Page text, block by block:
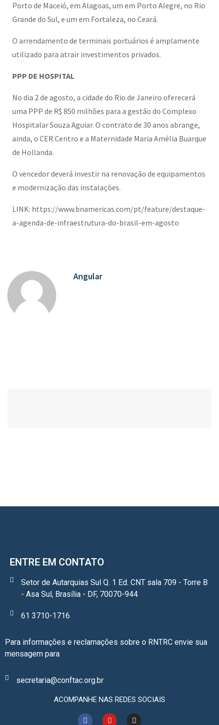
Porto de Maceió, em Alagoas, um em Porto Alegre, no Rio
Grande do Sul, e um em Fortaleza, no Ceará.
O arrendamento de terminais portuários é amplamente
utilizado para atrair investimentos privados.
PPP DE HOSPITAL
No dia 2 de agosto, a cidade do Rio de Janeiro oferecerá
uma PPP de R$ 850 milhões para a gestão do Complexo
Hospitalar Souza Aguiar. O contrato de 30 anos abrange,
ainda, o CER Centro e a Maternidade Maria Amélia Buarque
de Hollanda.
O vencedor deverá investir na renovação de equipamentos
e modernização das instalações.
LINK: https://www.bnamericas.com/pt/feature/destaque-
a-agenda-de-infraestrutura-do-brasil-em-agosto
Angular
ENTRE EM CONTATO
Setor de Autarquias Sul Q. 1 Ed. CNT sala 709 - Torre B
- Asa Sul, Brasília - DF, 70070-944
61 3710-1716
Para informações e reclamações sobre o RNTRC envie sua
mensagem para
secretaria@conftac.org.br
ACOMPANHE NAS REDES SOCIAIS